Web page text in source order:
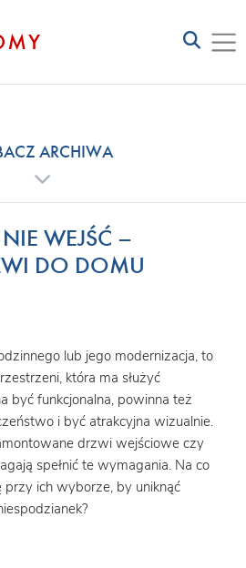
ARCHIWA
WEJŚĆ –
DO DOMU
lub jego modernizacja, to
która ma służyć
być funkcjonalna, powinna też
i być atrakcyjna wizualnie.
drzwi wejściowe czy
spełnić te wymagania. Na co
ich wyborze, by uniknąć